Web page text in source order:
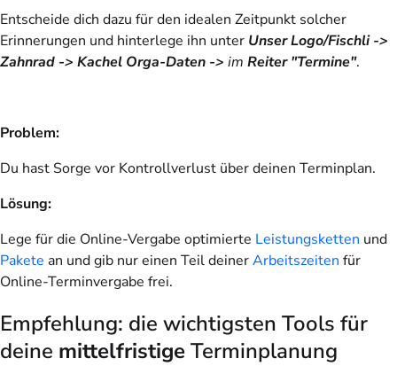
Entscheide dich dazu für den idealen Zeitpunkt solcher
Erinnerungen und hinterlege ihn unter Unser Logo/Fischli ->
Zahnrad -> Kachel Orga-Daten -> im Reiter "Termine".
Problem:
Du hast Sorge vor Kontrollverlust über deinen Terminplan.
Lösung:
Lege für die Online-Vergabe optimierte Leistungsketten und
Pakete an und gib nur einen Teil deinerArbeitszeiten für
Online-Terminvergabe frei.
Empfehlung: die wichtigsten Tools für
deine mittelfristigeTerminplanung